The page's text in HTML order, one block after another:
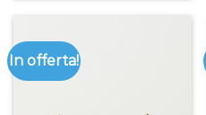
In offerta!